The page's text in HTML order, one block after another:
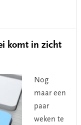
komt in zicht
Nog
maar een
paar
weken te